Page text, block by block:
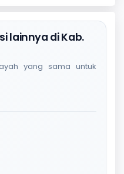
lainnya di Kab.
yang sama untuk